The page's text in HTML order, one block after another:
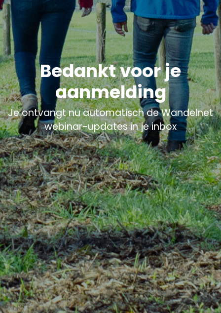
Bedankt voor je
aanmelding
Je ontvangt nu automatisch de Wandelnet
webinar-updates in je inbox